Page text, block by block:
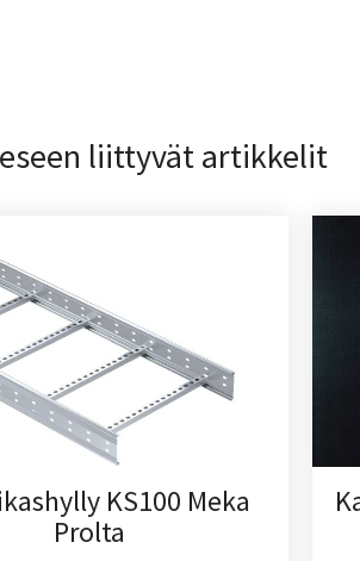
liittyvät artikkelit
KS100 Meka
Prolta